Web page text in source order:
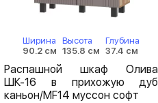
Ширина
90.2 см
Высота
135.8 см
Глубина
37.4 см
Распашной шкаф Олива
ШК-16 в прихожую дуб
каньон/MF14 муссон софт